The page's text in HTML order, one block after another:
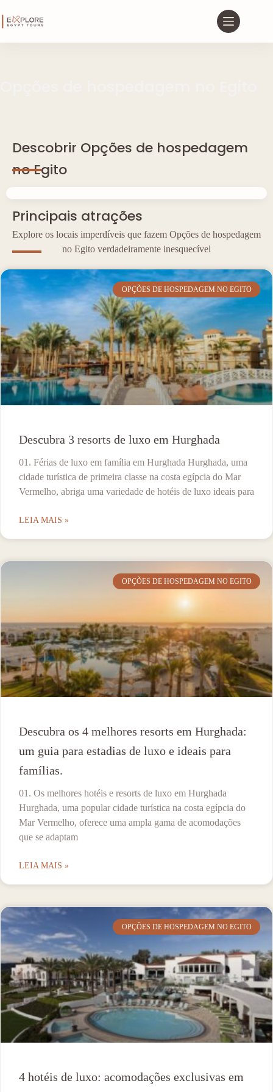
Descobrir Opções de hospedagem
no Egito
Principais atrações
Explore os locais imperdíveis que fazem Opções de hospedagem
no Egito verdadeiramente inesquecível
OPÇÕES DE HOSPEDAGEM NO EGITO
Descubra 3 resorts de luxo em Hurghada
01. Férias de luxo em família em Hurghada Hurghada, uma
cidade turística de primeira classe na costa egípcia do Mar
Vermelho, abriga uma variedade de hotéis de luxo ideais para
LEIA MAIS »
OPÇÕES DE HOSPEDAGEM NO EGITO
Descubra os 4 melhores resorts em Hurghada:
um guia para estadias de luxo e ideais para
famílias.
01. Os melhores hotéis e resorts de luxo em Hurghada
Hurghada, uma popular cidade turística na costa egípcia do
Mar Vermelho, oferece uma ampla gama de acomodações
que se adaptam
LEIA MAIS »
OPÇÕES DE HOSPEDAGEM NO EGITO
4 hotéis de luxo: acomodações exclusivas em